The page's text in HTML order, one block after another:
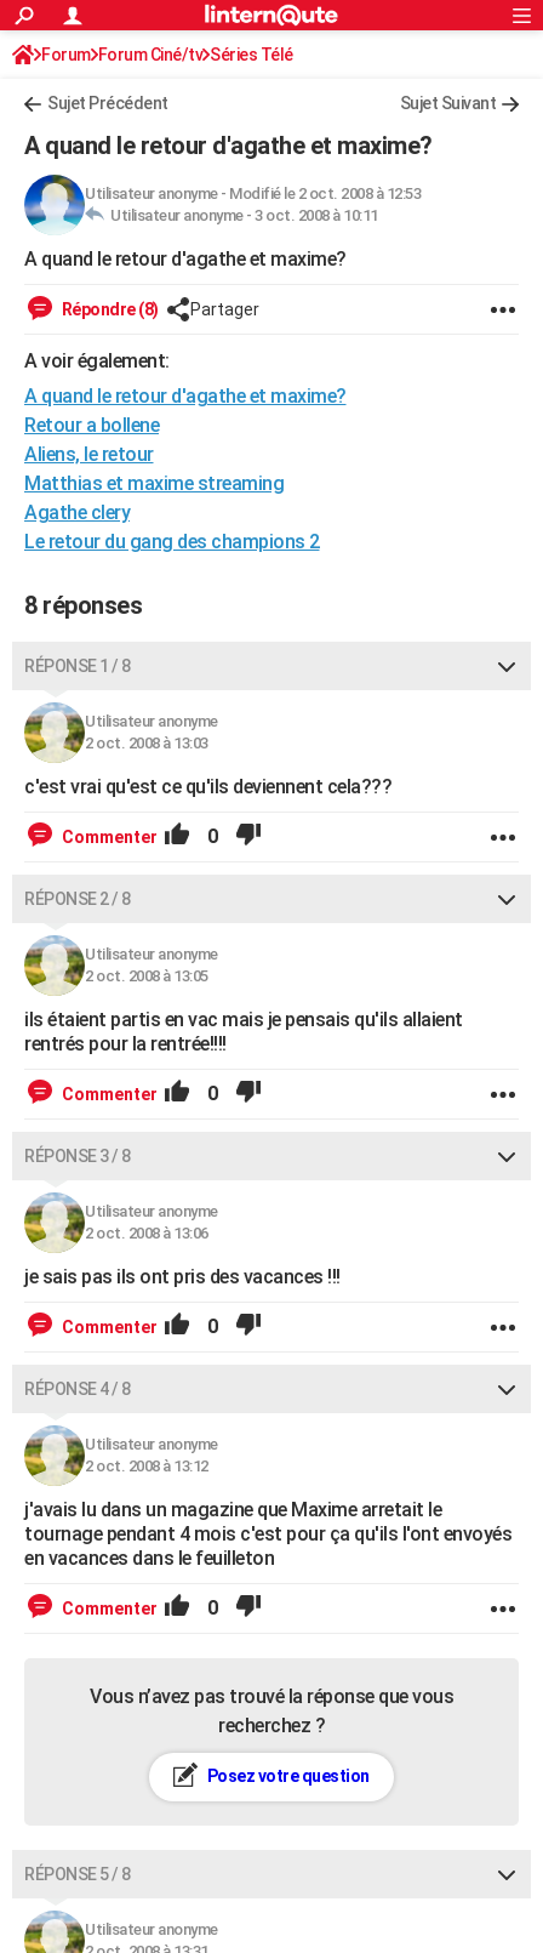
ACTUALITÉS
Politique
Société
Faits Divers
Education
Monde
Villes
+
FINANCE
Retraite
Impôts
Epargne
Immobilier
Risques naturels par ville
Banque
Assurance
Crédit
AUTO
Essais
Réserver un essai
Citadines
Berlines
SUV
Forum auto
+HIGH-TECH
Mobiles
Meilleur smartphone
Internet
Ordinateurs
Jeux vidéo
Guide high-tech
BRICOLAGE
Forum
Aménagement intérieur
Extérieur
Cuisine
Salle de bains
Jardinage
Rangement
WEEK-END
Guides de France
Escapades
Patrimoine
Expositions
Musées
Week-end nature
+LIFESTYLE
Art de vivre
Bien-être
Loisirs
Mode
Modes de vie
SANTE
Alimentation
Guide de la santé
Maladies
Médicaments
Sommeil
VOYAGE
GUIDES D'ACHAT
BONS PLANS
CARTE DE VOEUX
Carte de Noël
Carte Bonne année
Carte Saint-Valentin
Carte Pâques
Carte d'anniversaire
DICTIONNAIRE
PROGRAMME TV
S'inscrire
Se connecter
Lycées
Collèges
Primaires
Universités
Entreprises
Service militaire
Avis de recherche
FORUM
Bricolage
Lifestyle
Culture
SportAuto
Television
Voyage
Cinema
S'inscrire
Connexion
Forum Forum Ciné/tv Séries Télé
Sujet Précédent Sujet Suivant
A quand le retour d'agathe et maxime?
Utilisateur anonyme- Modifié le 2 oct. 2008 à 12:53
Utilisateur anonyme - 3 oct. 2008 à 10:11
A quand le retour d'agathe et maxime?
Répondre (8) Partager
A voir également:
A quand le retour d'agathe et maxime?
Retour a bollene
Aliens, le retour
Matthias et maxime streaming
Agathe clery
Le retour du gang des champions 2
8 réponses
RÉPONSE 1 / 8
Utilisateur anonyme
2 oct. 2008 à 13:03
c'est vrai qu'est ce qu'ils deviennent cela???
Commenter 0
RÉPONSE 2 / 8
Utilisateur anonyme
2 oct. 2008 à 13:05
ils étaient partis en vac mais je pensais qu'ils allaient
rentrés pour la rentrée!!!!
Commenter 0
RÉPONSE 3 / 8
Utilisateur anonyme
2 oct. 2008 à 13:06
je sais pas ils ont pris des vacances !!!
Commenter 0
RÉPONSE 4 / 8
Utilisateur anonyme
2 oct. 2008 à 13:12
j'avais lu dans un magazine que Maxime arretait le
tournage pendant 4 mois c'est pour ça qu'ils l'ont envoyés
en vacances dans le feuilleton
Commenter 0
Vous n’avez pas trouvé la réponse que vous
recherchez ?
Posez votre question
RÉPONSE 5 / 8
Utilisateur anonyme